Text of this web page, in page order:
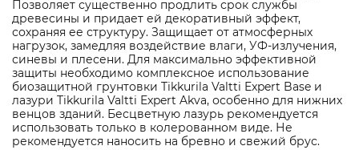
Позволяет существенно продлить срок службы
древесины и придает ей декоративный эффект,
сохраняя ее структуру. Защищает от атмосферных
нагрузок, замедляя воздействие влаги, УФ-излучения,
синевы и плесени. Для максимально эффективной
защиты необходимо комплексное использование
биозащитной грунтовки Tikkurila Valtti Expert Base и
лазури Tikkurila Valtti Expert Akva, особенно для нижних
венцов зданий. Бесцветную лазурь рекомендуется
использовать только в колерованном виде. Не
рекомендуется наносить на бревно и свежий брус.